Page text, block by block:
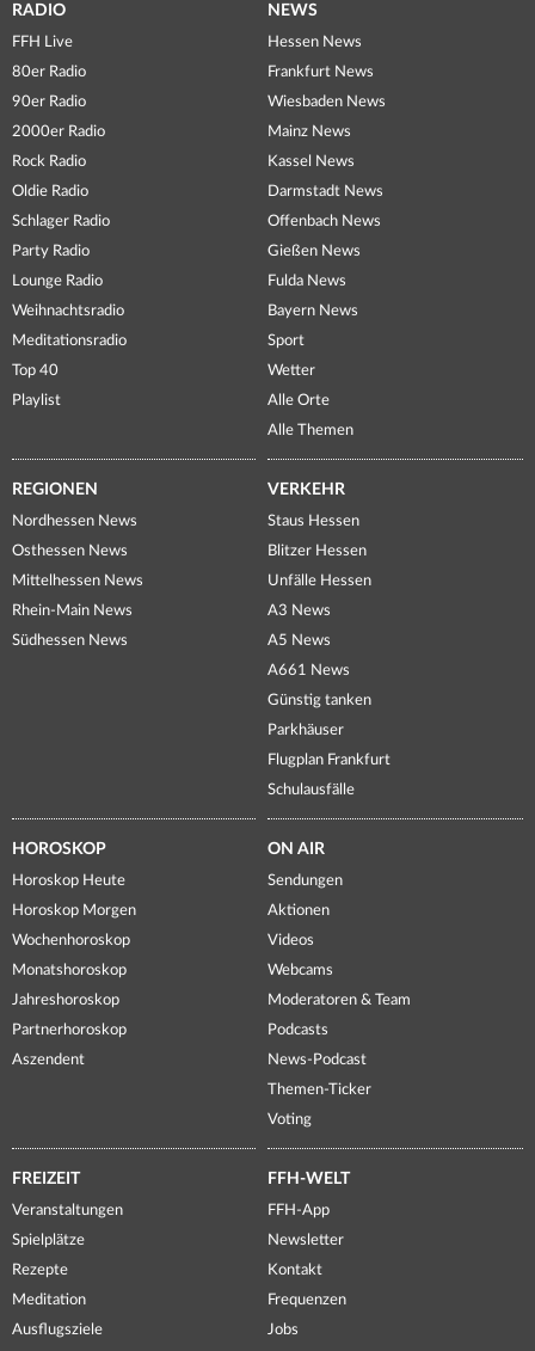
RADIO
FFH Live
80er Radio
90er Radio
2000er Radio
Rock Radio
Oldie Radio
Schlager Radio
Party Radio
Lounge Radio
Weihnachtsradio
Meditationsradio
Top 40
Playlist
NEWS
Hessen News
Frankfurt News
Wiesbaden News
Mainz News
Kassel News
Darmstadt News
Offenbach News
Gießen News
Fulda News
Bayern News
Sport
Wetter
Alle Orte
Alle Themen
REGIONEN
Nordhessen News
Osthessen News
Mittelhessen News
Rhein-Main News
Südhessen News
VERKEHR
Staus Hessen
Blitzer Hessen
Unfälle Hessen
A3 News
A5 News
A661 News
Günstig tanken
Parkhäuser
Flugplan Frankfurt
Schulausfälle
HOROSKOP
Horoskop Heute
Horoskop Morgen
Wochenhoroskop
Monatshoroskop
Jahreshoroskop
Partnerhoroskop
Aszendent
ON AIR
Sendungen
Aktionen
Videos
Webcams
Moderatoren & Team
Podcasts
News-Podcast
Themen-Ticker
Voting
FREIZEIT
Veranstaltungen
Spielplätze
Rezepte
Meditation
Ausflugsziele
FFH-WELT
FFH-App
Newsletter
Kontakt
Frequenzen
Jobs